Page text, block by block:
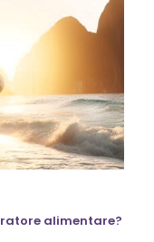
alimentare?